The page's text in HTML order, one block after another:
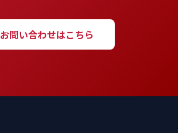
お問い合わせはこちら